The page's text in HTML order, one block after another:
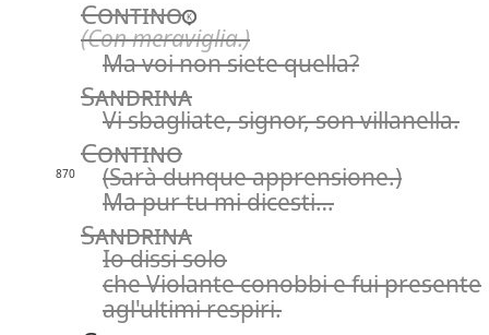
Contino
(Con meraviglia.)
Ma voi non siete quella?
Sandrina
Vi sbagliate, signor, son villanella.
Contino
870
(Sarà dunque apprensione.)
Ma pur tu mi dicesti…
Sandrina
Io dissi solo
che Violante conobbi e fui presente
agl'ultimi respiri.